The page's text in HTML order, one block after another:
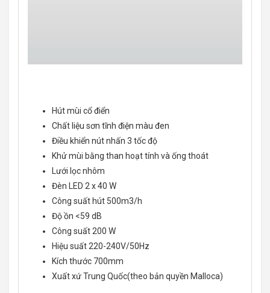
Hút mùi cổ điển
Chất liệu sơn tĩnh điện màu đen
Điều khiển nút nhấn 3 tốc độ
Khử mùi bằng than hoạt tính và ống thoát
Lưới lọc nhôm
Đèn LED 2 x 40 W
Công suất hút 500m3/h
Độ ồn <59 dB
Công suất 200 W
Hiệu suất 220-240V/50Hz
Kích thước 700mm
Xuất xứ Trung Quốc(theo bản quyền Malloca)